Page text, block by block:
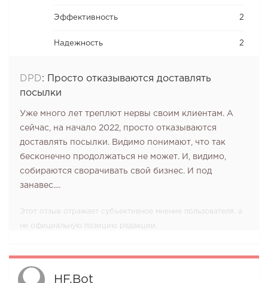
Эффективность 2
Надежность 2
DPD:
Просто отказываются доставлять
посылки
Уже много лет треплют нервы своим клиентам. А
сейчас, на начало 2022, просто отказываются
доставлять посылки. Видимо понимают, что так
бесконечно продолжаться не может. И, видимо,
собираются сворачивать свой бизнес. И под
занавес....
Этот отзыв отражает субъективное мнение пользователя, а
не официальную позицию редакции.
HF.bot